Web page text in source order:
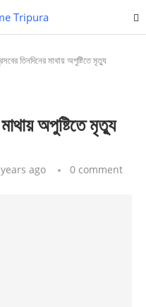
তিনদিনের মাথায় অপুষ্টিতে মৃত্যু
অপুষ্টিতে মৃত্যু
ago 0 comment